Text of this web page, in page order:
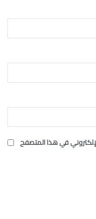
في هذا المتصفح